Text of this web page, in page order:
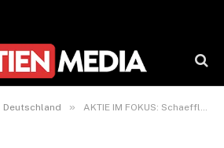
Deutschland » AKTIE IM FOKUS: Schaeffler erholt vom Vortagsrutsch – Citi erhöht Kursziel